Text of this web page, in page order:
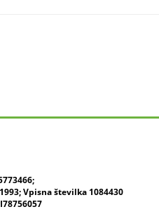
Vpisna številka 1084430